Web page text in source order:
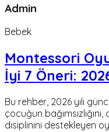
Admin
Bebek
Montessori
İyi 7 Öneri:
Bu rehber, 2026 yılı
çocuğun
disiplinini destekleyen